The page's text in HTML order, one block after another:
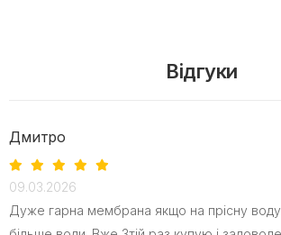
Відгуки
Дмитро
09.03.2026
Дуже гарна мембрана якщо на прісну